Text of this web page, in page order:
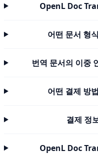
OpenL Doc
어떤 문서 형
번역 문서의 이중
어떤 결제 방
결제 정
OpenL Doc